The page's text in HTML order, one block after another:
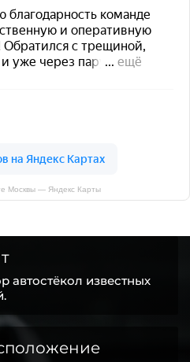
Москвы — Яндекс Карты
известных